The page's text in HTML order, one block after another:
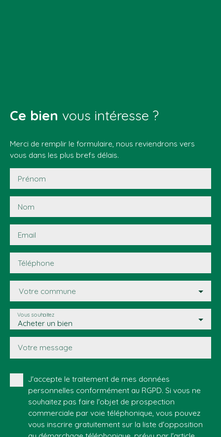
Ce bien vous intéresse ?
Merci de remplir le formulaire, nous reviendrons vers
vous dans les plus brefs délais.
Prénom
Nom
Email
Téléphone
Votre commune
Acheter un bien
Vous souhaitez
Votre message
J'accepte le traitement de mes données
personnelles conformément au RGPD. Si vous ne
souhaitez pas faire l'objet de prospection
commerciale par voie téléphonique, vous pouvez
vous inscrire gratuitement sur la liste d'opposition